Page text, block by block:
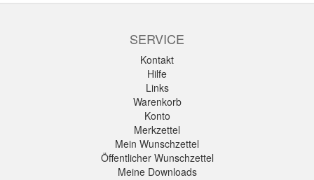
SERVICE
Kontakt
Hilfe
Links
Warenkorb
Konto
Merkzettel
Mein Wunschzettel
Öffentlicher Wunschzettel
Meine Downloads